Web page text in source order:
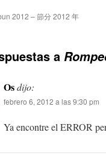
2012 – 節分 2012 年
a
Osdijo:
febrero 6, 2012 a las 9:30 pm
Ya encontre el ERROR